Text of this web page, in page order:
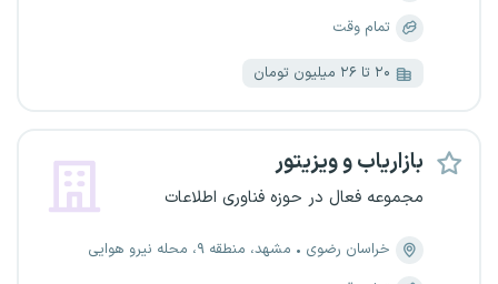
تمام وقت
۲۰ تا ۲۶ میلیون تومان
بازاریاب و ویزیتور
مجموعه فعال در حوزه فناوری اطلاعات
خراسان رضوی
مشهد، منطقه ۹، محله نیرو هوایی